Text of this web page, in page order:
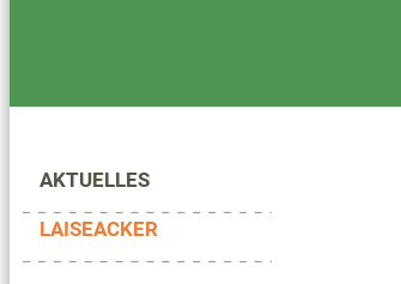
AKTUELLES
LAISEACKER